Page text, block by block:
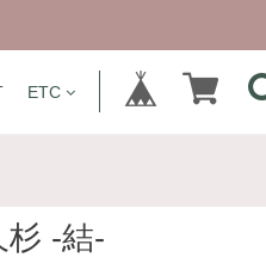
ETC
杉 -結-